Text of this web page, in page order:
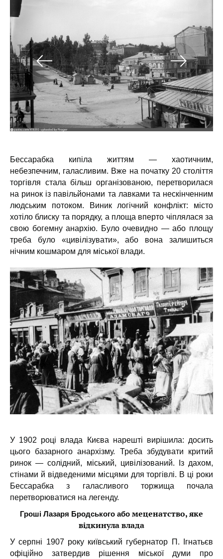
Бессарабка кипіла життям — хаотичним,
небезпечним, галасливим. Вже на початку 20 століття
торгівля стала більш організованою, перетворилася
на ринок із павільйонами та лавками та нескінченним
людським потоком. Виник логічний конфлікт: місто
хотіло блиску та порядку, а площа вперто чіплялася за
свою богемну анархію. Було очевидно — або площу
треба було «цивілізувати», або вона залишиться
нічним кошмаром для міської влади.
У 1902 році влада Києва нарешті вирішила: досить
цього базарного анархізму. Треба збудувати критий
ринок — солідний, міський, цивілізований. Із дахом,
стінами й відведеними місцями для торгівлі. В ці роки
Бессарабка з галасливого торжища почала
перетворюватися на легенду.
Гроші Лазаря Бродського абомеценатство, яке
відкинула влада
У серпні 1907 року київський губернатор П. Ігнатьєв
офіційно затвердив рішення міської думи про